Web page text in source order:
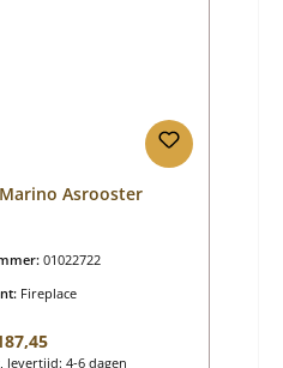
Asrooster
01022722
Fireplace
prijs:
levertijd: 4-6 dagen